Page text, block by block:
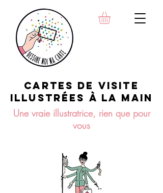
INFIRMIERE, SAGE-FEMME,
OSTÉOPATHE,
KINÉSITHÉRAPEUTE, NATUROPA
THE, DIÉTÉTICIENNE,...
Cartes de visite
illustrées à la maiN
Une vraie illustratrice, rien que pour
vous